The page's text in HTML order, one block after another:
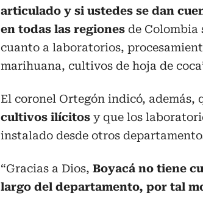
articulado y si ustedes se dan
en todas las regiones de Colombia
cuanto a laboratorios,
marihuana, cultivos de hoja de
El coronel Ortegón indicó, además,
cultivos ilícitos y que los
instalado desde otros
“Gracias a Dios, Boyacá no tiene
largo del departamento, por tal